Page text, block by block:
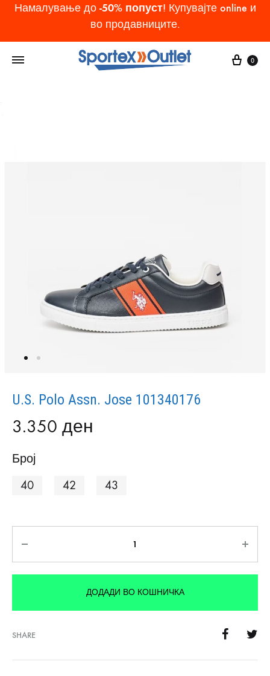
Намалување до -50% попуст! Купувајте online и
во продавниците.
Cart
0
U.S. Polo Assn. Jose 101340176
3.350 ден
Број
40
42 43
ДОДАДИ ВО КОШНИЧКА
SHARE